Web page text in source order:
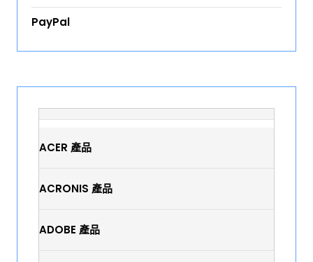
PayPal
ACER 產品
ACRONIS 產品
ADOBE 產品